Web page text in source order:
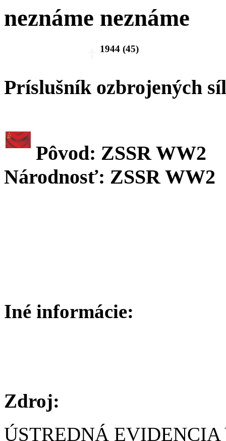
neznáme neznáme
1944 (45)
Príslušník ozbrojených síl
Pôvod: ZSSR WW2
Národnosť: ZSSR WW2
Iné informácie:
Zdroj:
ÚSTREDNÁ